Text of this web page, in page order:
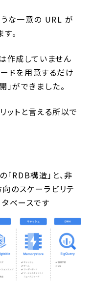
うな一意の URL が
。
成していません
ドを用意するだけ
ができました。
ットと言える所以で
RDB構造」と、非
のスケーラビリテ
ベースです